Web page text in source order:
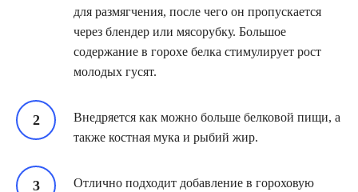
для размягчения, после чего он пропускается
через блендер или мясорубку. Большое
содержание в горохе белка стимулирует рост
молодых гусят.
Внедряется как можно больше белковой пищи, а
также костная мука и рыбий жир.
Отлично подходит добавление в гороховую